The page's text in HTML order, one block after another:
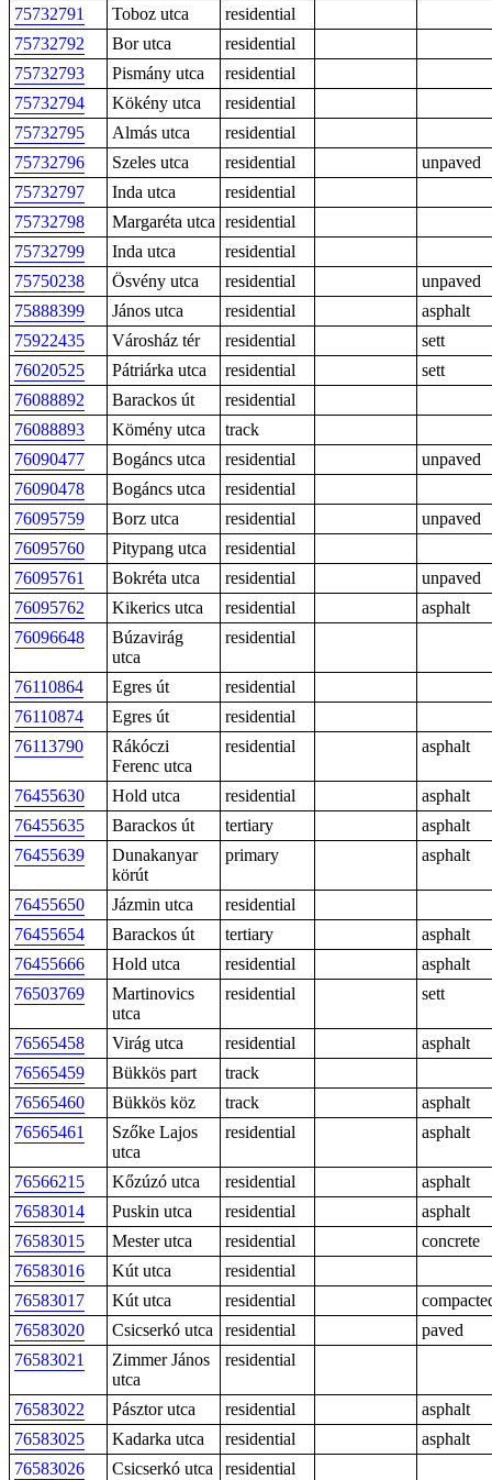
75732791
Toboz utca
residential
75732792
Bor utca
residential
75732793
Pismány utca
residential
75732794
Kökény utca
residential
75732795
Almás utca
residential
75732796
Szeles utca residential
unpaved
75732797
Inda utca
residential
75732798
Margaréta utca residential
75732799
Inda utca
residential
75750238
Ösvény utca residential
unpaved
75888399
János utca residential
asphalt
75922435
Városház tér residential
sett
76020525
Pátriárka utca residential
sett
76088892
Barackos út
residential
76088893
Kömény utca
track
76090477
Bogáncs utca residential
unpaved
76090478
Bogáncs utca
residential
76095759
Borz utca residential
unpaved
76095760
Pitypang utca
residential
76095761
Bokréta utca residential
unpaved
76095762
Kikerics utca residential
asphalt
76096648
Búzavirág
utca
residential
76110864 Egres út
residential
76110874
Egres út
residential
76113790
Rákóczi
Ferenc utca
residential asphalt
76455630 Hold utca residential
asphalt
76455635
Barackos út tertiary
asphalt
76455639
Dunakanyar
körút
primary asphalt
76455650 Jázmin utca
residential
76455654
Barackos út tertiary
asphalt
76455666
Hold utca residential
asphalt
76503769
Martinovics
utca
residential sett
76565458 Virág utca residential
asphalt
76565459
Bükkös part
track
76565460
Bükkös köz track
asphalt
76565461
Szőke Lajos
utca
residential asphalt
76566215 Kőzúzó utca residential
asphalt
76583014
Puskin utca residential
asphalt
76583015
Mester utca residential
concrete
76583016
Kút utca
residential
76583017
Kút utca residential
76583020
Csicserkó utca residential
paved
76583021
Zimmer János
utca
residential
76583022 Pásztor utca residential
asphalt
76583025
Kadarka utca residential
asphalt
76583026
Csicserkó utca
residential